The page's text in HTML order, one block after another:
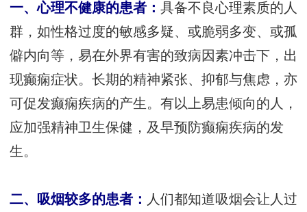
一、心理不健康的患者： 具备不良心理素质的人
群，如性格过度的敏感多疑、或脆弱多变、或孤
僻内向等，易在外界有害的致病因素冲击下，出
现癫痫症状。长期的精神紧张、抑郁与焦虑，亦
可促发癫痫疾病的产生。有以上易患倾向的人，
应加强精神卫生保健，及早预防癫痫疾病的发
生。
二、吸烟较多的患者： 人们都知道吸烟会让人过